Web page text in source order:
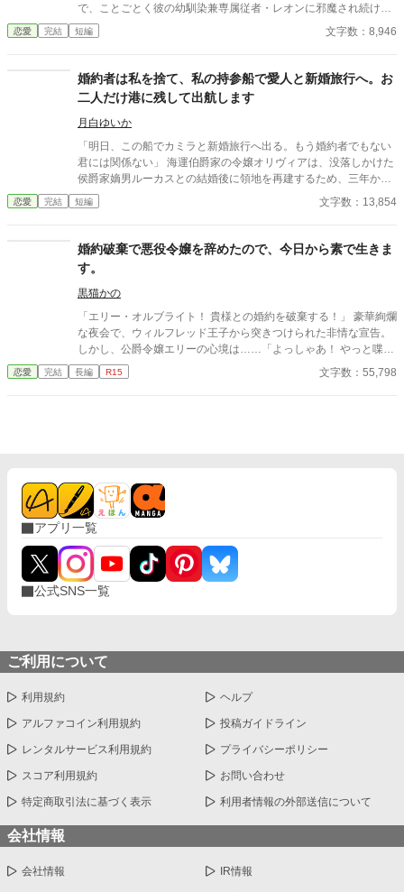
で、ことごとく彼の幼馴染兼専属従者・レオンに邪魔され続けて
いた。セシリアやその父である公爵が度重なる非礼を注意・抗議
しても、ジュリアンは「悪気はないんだ」「寛容になりなさい」
な対応に堪忍袋の緒が切れたセシリアは、綿密な記録を携え、建
国記念夜会という晴れの舞台で決着をつけることを決意。大勢の
貴族が見守る中、逃げ場のない完璧な証拠とともに婚約解消を突
きつけ、身勝手な二人と身内を庇い続けた伯爵家を社会的な破滅
へと追い込んでいく。
恋愛 完結 短編 文字数：8,946
婚約者は私を捨て、私の持参船で愛人と新婚旅行へ。お
二人だけ港に残して出航します
月白ゆいか
「明日、この船でカミラと新婚旅行へ出る。もう婚約者でもない
君には関係ない」 海運伯爵家の令嬢オリヴィアは、没落しかけた
侯爵家嫡男ルーカスとの結婚後に領地を再建するため、三年かけ
て持参船〈暁の鴎〉号を準備してきた。 船員をそろえ、航路を整
え、翌朝には嵐で被害を受けた島々へ出航する予定だった。船倉
まれている。 ところが出航前日、港へ着いたオリヴィアが見たの
は、船から降ろされる救援物資と、代わりに積み込まれる衣装
箱、酒樽、鏡台、長椅子だった。 船上にはルーカスと、その愛人
カミラがいる。 ルーカスはオリヴィアとの婚約を一方的に解消
し、カミラとの婚礼と新婚旅行、さらに自分の私的事業へ〈暁の
鴎〉号を使うと告げた。 「この毛布、少し獣臭いのですもの」 カ
ミラも救援物資を邪魔扱いし、自分の衣装と家具を優先する。 け
れどルーカスは、大切な二つの事実を軽んじていた。 〈暁の鴎〉
号は、結婚が成立するまではオリヴィアの所有物。そして船員た
ヴィアは逆らえないと考え、新婚旅行の出航式を強行する。 「錨
を上げろ。出航だ！」 しかし、船員は誰一人動かなかった。 これ
は、自分を財産として扱った元婚約者と愛人を直接船から降ろ
し、救援を成功させた海運令嬢が、船と信用、新しい定期航路、
そして判断を尊重してくれる相手との未来を自分の手で選び直す
物語。 全6話・完結。直接ざまぁ、お仕事上の正当評価、対等な
関係から始まる異世界恋愛です。 婚約を解消するという申し出
は、受け入れます。 ですが、この船をどう使うかまで、あなたに
恋愛 完結 短編 文字数：13,854
婚約破棄で悪役令嬢を辞めたので、今日から素で生きま
す。
黒猫かの
「エリー・オルブライト！ 貴様との婚約を破棄する！」 豪華絢爛
な夜会で、ウィルフレッド王子から突きつけられた非情な宣告。
しかし、公爵令嬢エリーの心境は……「よっしゃあ！ やっと喋れ
るわ！！」だった。
恋愛 完結 長編 R15 文字数：55,798
アプリ一覧
公式SNS一覧
ご利用について
利用規約 ヘルプ
アルファコイン利用規約 投稿ガイドライン
レンタルサービス利用規約 プライバシーポリシー
スコア利用規約 お問い合わせ
特定商取引法に基づく表示 利用者情報の外部送信について
会社情報
会社情報 IR情報